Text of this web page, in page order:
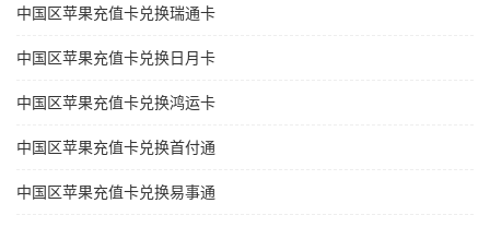
中国区苹果充值卡兑换瑞通卡
中国区苹果充值卡兑换日月卡
中国区苹果充值卡兑换鸿运卡
中国区苹果充值卡兑换首付通
中国区苹果充值卡兑换易事通